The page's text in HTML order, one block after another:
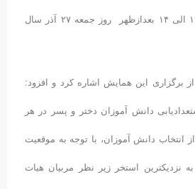
۱۲ و دختران از ساعت ۱۲ الی ۱۴ بعدازظهر روز جمعه ۲۷ آذر سال
برگزاری این همایش اشاره کرد و افزود:
دانش آموزان دختر و پسر در هر
دانش آموزان، با توجه به موقعیت
نزدیکترین استخر زیر نظر مربیان هیات